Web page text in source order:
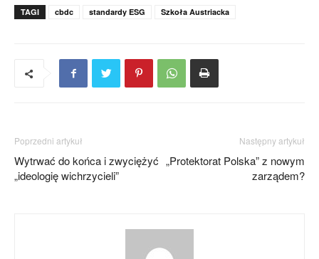
TAGI cbdc standardy ESG Szkoła Austriacka
Poprzedni artykuł
Wytrwać do końca i zwyciężyć
„ideologię wichrzycieli”
Następny artykuł
„Protektorat Polska” z nowym
zarządem?